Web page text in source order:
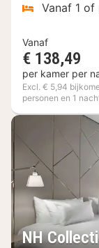
Vanaf 1 of
Vanaf
€ 138,49
per kamer per
Excl. € 5,94
personen en 1
NH